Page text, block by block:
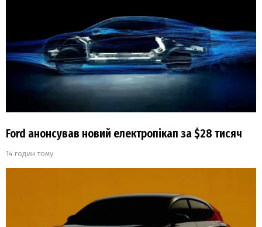
Ford анонсував новий електропікап за $28 тисяч
14 годин тому